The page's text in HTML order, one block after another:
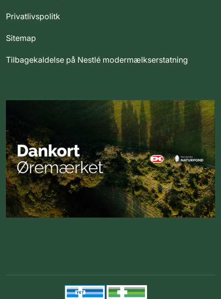
Privatlivspolitk
Sitemap
Tilbagekaldelse på Nestlé modermælkserstatning